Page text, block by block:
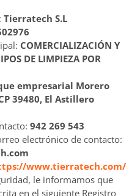
Tierratech S.L
COMERCIALIZACIÓN Y
DE LIMPIEZA POR
empresarial Morero
39480, El Astillero
942 269 543
electrónico de contacto:
www.tierratech.com/
le informamos que
en el siguiente Registro